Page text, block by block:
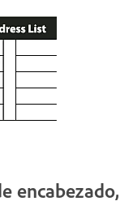
encabezado,